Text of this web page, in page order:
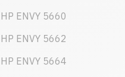
HP ENVY 5660
HP ENVY 5662
HP ENVY 5664